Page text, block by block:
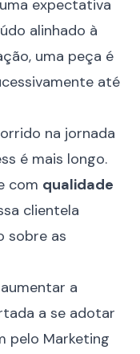
expectativa
alinhado à
uma peça é
até
na jornada
é mais longo.
com qualidade
clientela
sobre as
a
a se adotar
pelo Marketing